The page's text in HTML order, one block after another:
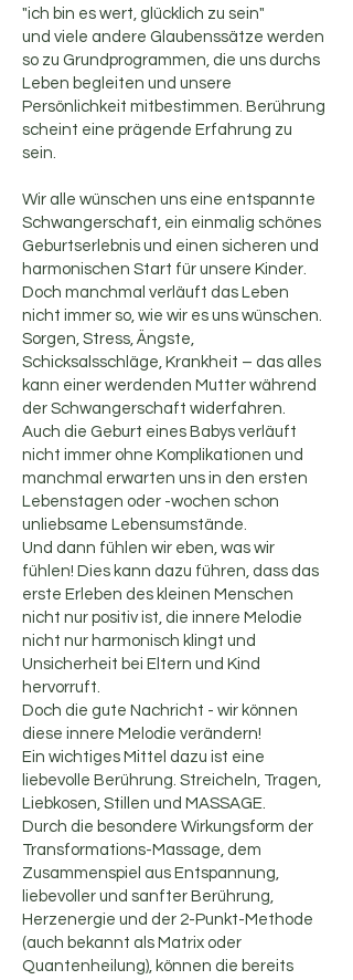
"ich bin es wert, glücklich zu sein"
und viele andere Glaubenssätze werden
so zu Grundprogrammen, die uns durchs
Leben begleiten und unsere
Persönlichkeit mitbestimmen. Berührung
scheint eine prägende Erfahrung zu
sein.
Wir alle wünschen uns eine entspannte
Schwangerschaft, ein einmalig schönes
Geburtserlebnis und einen sicheren und
harmonischen Start für unsere Kinder.
Doch manchmal verläuft das Leben
nicht immer so, wie wir es uns wünschen.
Sorgen, Stress, Ängste,
Schicksalsschläge, Krankheit – das alles
kann einer werdenden Mutter während
der Schwangerschaft widerfahren.
Auch die Geburt eines Babys verläuft
nicht immer ohne Komplikationen und
manchmal erwarten uns in den ersten
Lebenstagen oder -wochen schon
unliebsame Lebensumstände.
Und dann fühlen wir eben, was wir
fühlen! Dies kann dazu führen, dass das
erste Erleben des kleinen Menschen
nicht nur positiv ist, die innere Melodie
nicht nur harmonisch klingt und
Unsicherheit bei Eltern und Kind
hervorruft.
Doch die gute Nachricht - wir können
diese innere Melodie verändern!
Ein wichtiges Mittel dazu ist eine
liebevolle Berührung. Streicheln, Tragen,
Liebkosen, Stillen und MASSAGE.
Durch die besondere Wirkungsform der
Transformations-Massage, dem
Zusammenspiel aus Entspannung,
liebevoller und sanfter Berührung,
Herzenergie und der 2-Punkt-Methode
(auch bekannt als Matrix oder
Quantenheilung), können die bereits